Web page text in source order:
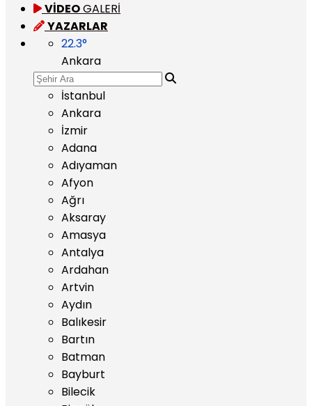
VİDEOGALERİ
YAZARLAR
22.3°
Ankara
İstanbul
Ankara
İzmir
Adana
Adıyaman
Afyon
Ağrı
Aksaray
Amasya
Antalya
Ardahan
Artvin
Aydın
Balıkesir
Bartın
Batman
Bayburt
Bilecik